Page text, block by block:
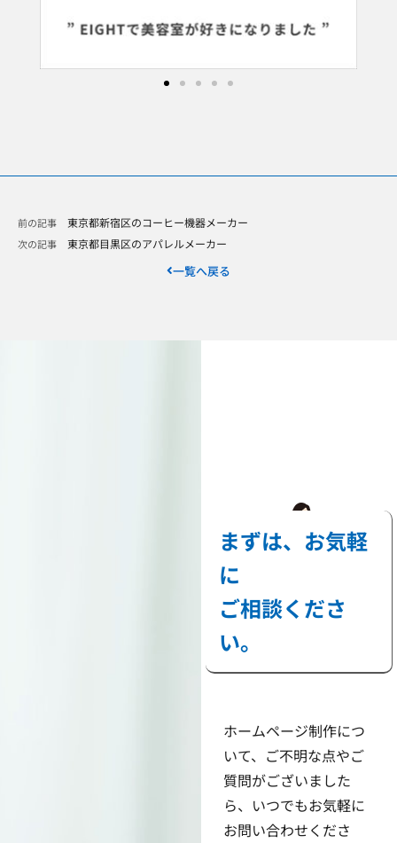
前の記事 東京都新宿区のコーヒー機器メーカー
次の記事 東京都目黒区のアパレルメーカー
一覧へ戻る
まずは、お気軽
に
ご相談くださ
い。
ホームページ制作につ
いて、ご不明な点やご
質問がございました
ら、いつでもお気軽に
お問い合わせくださ